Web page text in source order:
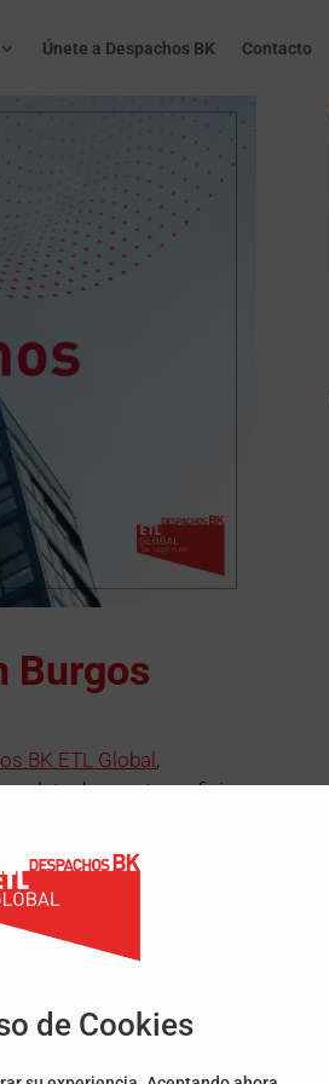
de Cookies
Únete a Despachos BK Contacto
Burgos
BK ETL Global,
de nuestras oficinas
trasladaremos físicamente
3º(Edificio Edinco), donde
en nuestras actuales
la unión de las tres
para poder resolver
legal y de negocio.